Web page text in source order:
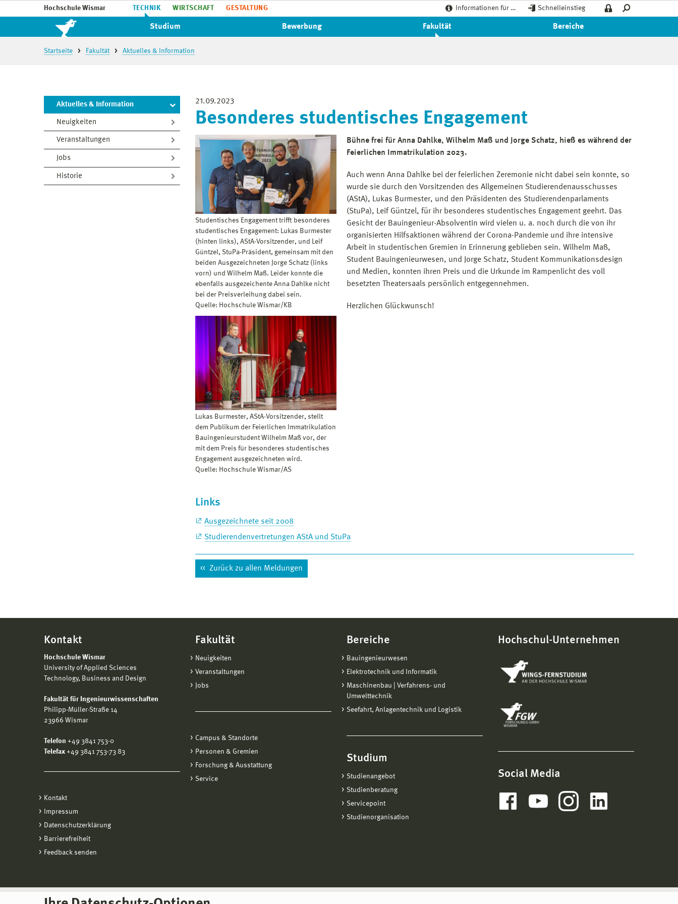
Hochschule Wismar TECHNIK WIRTSCHAFT GESTALTUNG Informationen für … Schnelleinstieg
Studium Bewerbung Fakultät Bereiche
Startseite Fakultät Aktuelles & Information
Aktuelles & Information
Neuigkeiten
Veranstaltungen
Jobs
Historie
21.09.2023
Besonderes studentisches Engagement
Studentisches Engagement trifft besonderes
studentisches Engagement: Lukas Burmester
(hinten links), AStA-Vorsitzender, und Leif
Güntzel, StuPa-Präsident, gemeinsam mit den
beiden Ausgezeichneten Jorge Schatz (links
vorn) und Wilhelm Maß. Leider konnte die
ebenfalls ausgezeichente Anna Dahlke nicht
bei der Preisverleihung dabei sein.
Quelle: Hochschule Wismar/KB
Lukas Burmester, AStA-Vorsitzender, stellt
dem Publikum der Feierlichen Immatrikulation
Bauingenieurstudent Wilhelm Maß vor, der
mit dem Preis für besonderes studentisches
Engagement ausgezeichneten wird.
Quelle: Hochschule Wismar/AS
Bühne frei für Anna Dahlke, Wilhelm Maß und Jorge Schatz, hieß es während der
Feierlichen Immatrikulation 2023.
Auch wenn Anna Dahlke bei der feierlichen Zeremonie nicht dabei sein konnte, so
wurde sie durch den Vorsitzenden des Allgemeinen Studierendenausschusses
(AStA), Lukas Burmester, und den Präsidenten des Studierendenparlaments
(StuPa), Leif Güntzel, für ihr besonderes studentisches Engagement geehrt. Das
Gesicht der Bauingenieur-Absolventin wird vielen u. a. noch durch die von ihr
organisierten Hilfsaktionen während der Corona-Pandemie und ihre intensive
Arbeit in studentischen Gremien in Erinnerung geblieben sein. Wilhelm Maß,
Student Bauingenieurwesen, und Jorge Schatz, Student Kommunikationsdesign
und Medien, konnten ihren Preis und die Urkunde im Rampenlicht des voll
besetzten Theatersaals persönlich entgegennehmen.
Herzlichen Glückwunsch!
Links
Ausgezeichnete seit 2008
Studierendenvertretungen AStA und StuPa
Zurück zu allen Meldungen
Kontakt
Hochschule Wismar
University of Applied Sciences
Technology, Business and Design
Fakultät für Ingenieurwissenschaften
Philipp-Müller-Straße 14
23966 Wismar
Telefon +49 3841 753-0
Telefax +49 3841 753-73 83
Kontakt
Impressum
Datenschutzerklärung
Barrierefreiheit
Feedback senden
Fakultät
Neuigkeiten
Veranstaltungen
Jobs
Campus & Standorte
Personen & Gremien
Forschung & Ausstattung
Service
Bereiche
Bauingenieurwesen
Elektrotechnik und Informatik
Maschinenbau | Verfahrens- und
Umwelttechnik
Seefahrt, Anlagentechnik und Logistik
Studium
Studienangebot
Studienberatung
Servicepoint
Studienorganisation
Hochschul-Unternehmen
Social Media